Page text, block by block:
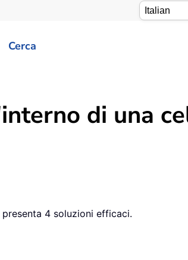
Cerca
di una
4 soluzioni efficaci.